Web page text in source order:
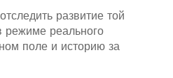
развитие той
режиме реального
поле и историю за